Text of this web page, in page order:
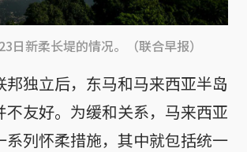
日新柔长堤的情况。（联合早报）
邦独立后，东马和马来西亚半岛
不友好。为缓和关系，马来西亚
系列怀柔措施，其中就包括统一